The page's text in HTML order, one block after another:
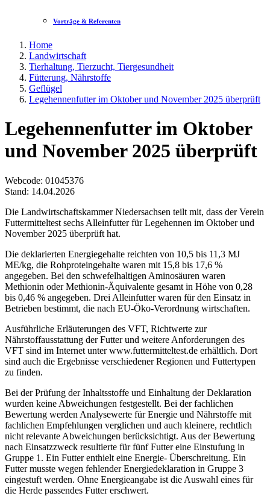
Vorträge & Referenten
Home
Landwirtschaft
Tierhaltung, Tierzucht, Tiergesundheit
Fütterung, Nährstoffe
Geflügel
Legehennenfutter im Oktober und November 2025 überprüft
Legehennenfutter im Oktober
und November 2025 überprüft
Webcode: 01045376
Stand: 14.04.2026
Die Landwirtschaftskammer Niedersachsen teilt mit, dass der Verein
Futtermitteltest sechs Alleinfutter für Legehennen im Oktober und
November 2025 überprüft hat.
Die deklarierten Energiegehalte reichten von 10,5 bis 11,3 MJ
ME/kg, die Rohproteingehalte waren mit 15,8 bis 17,6 %
angegeben. Bei den schwefelhaltigen Aminosäuren waren
Methionin oder Methionin-Äquivalente gesamt in Höhe von 0,28
bis 0,46 % angegeben. Drei Alleinfutter waren für den Einsatz in
Betrieben bestimmt, die nach EU-Öko-Verordnung wirtschaften.
Ausführliche Erläuterungen des VFT, Richtwerte zur
Nährstoffausstattung der Futter und weitere Anforderungen des
VFT sind im Internet unter www.futtermitteltest.de erhältlich. Dort
sind auch die Ergebnisse verschiedener Regionen und Futtertypen
zu finden.
Bei der Prüfung der Inhaltsstoffe und Einhaltung der Deklaration
wurden keine Abweichungen festgestellt. Bei der fachlichen
Bewertung werden Analysewerte für Energie und Nährstoffe mit
fachlichen Empfehlungen verglichen und auch kleinere, rechtlich
nicht relevante Abweichungen berücksichtigt. Aus der Bewertung
nach Einsatzzweck resultierte für fünf Futter eine Einstufung in
Gruppe 1. Ein Futter enthielt eine Energie- Überschreitung. Ein
Futter musste wegen fehlender Energiedeklaration in Gruppe 3
eingestuft werden. Ohne Energieangabe ist die Auswahl eines für
die Herde passendes Futter erschwert.